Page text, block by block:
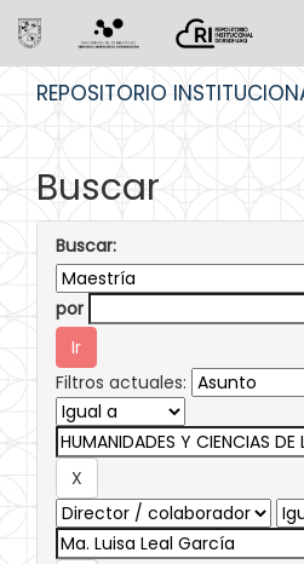
REPOSITORIO
Buscar
Buscar:
por
Filtros actuales: